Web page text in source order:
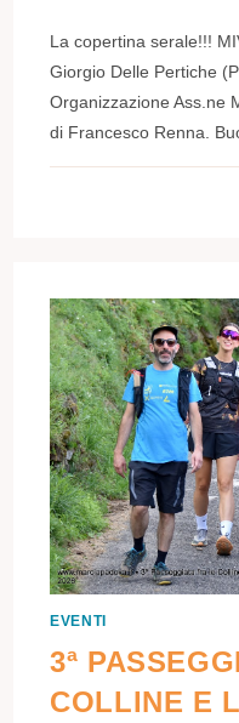
La copertina serale!!!
Giorgio Delle Pertiche
Organizzazione Ass.ne
di Francesco Renna.
EVENTI
3ª
COLLINE E